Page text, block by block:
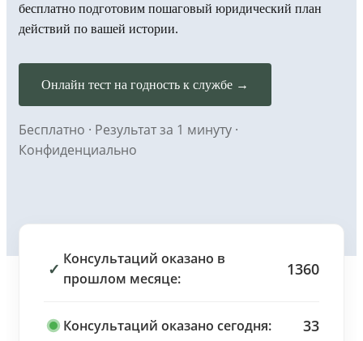
бесплатно подготовим пошаговый юридический план
действий по вашей истории.
Онлайн тест на годность к службе →
Бесплатно · Результат за 1 минуту ·
Конфиденциально
✓
Консультаций оказано в
прошлом месяце:
1360
Консультаций оказано сегодня: 33